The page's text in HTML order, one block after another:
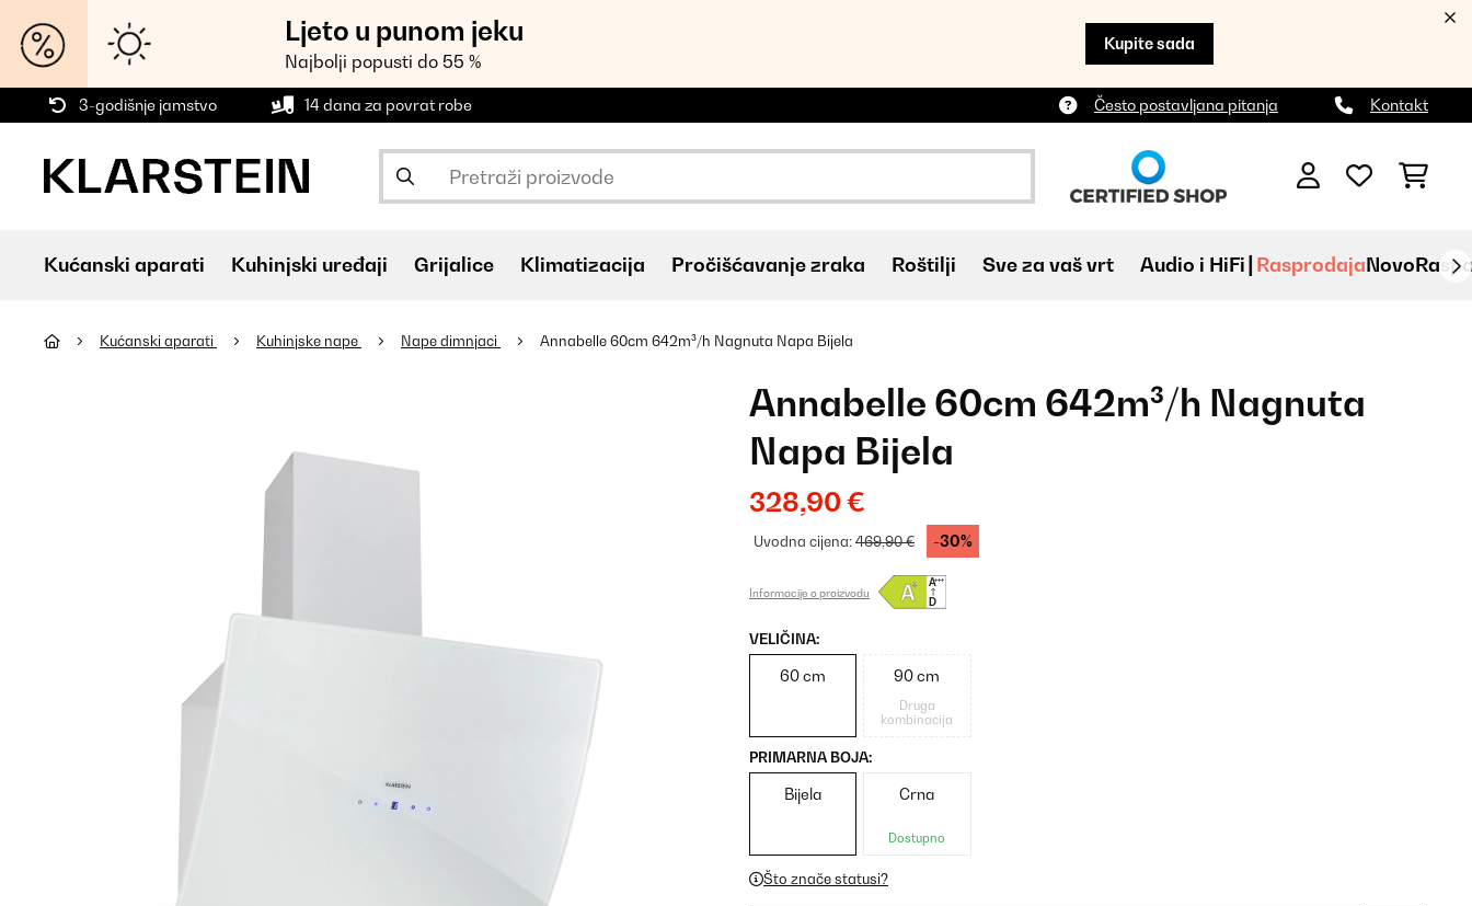
Ljeto u punom jeku
Najbolji popusti do 55 %
Kupite sada
3-godišnje jamstvo 14 dana za povrat robe Često postavljana pitanja Kontakt
Kućanski aparati Kuhinjski uređaji Grijalice Klimatizacija Pročišćavanje zraka Roštilji Sve za vaš vrt Audio i HiFi RasprodajaNovo
Kućanski aparati Kuhinjske nape Nape dimnjaci Annabelle 60cm 642m³/h Nagnuta Napa Bijela
Annabelle 60cm 642m³/h Nagnuta
Napa Bijela
328,90 €
Uvodna cijena:469,90 € -30%
Informacije o proizvodu
VELIČINA:
60 cm 90 cm
Druga
kombinacija
PRIMARNA BOJA:
Bijela Crna
Dostupno
Što znače statusi?